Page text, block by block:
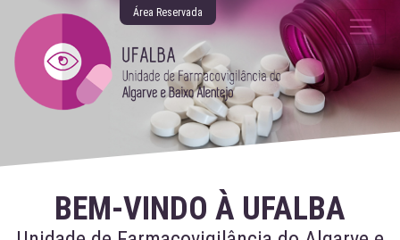
BEM-VINDO À UFALBA
Área Reservada